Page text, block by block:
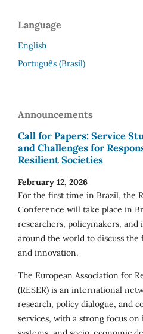
Language
English
Português (Brasil)
Announcements
Call for Papers: Service
and Challenges for
Resilient Societies
February 12, 2026
For the first time in Brazil, the
Conference will take place in
researchers, policymakers,
around the world to discuss
and innovation.
The European Association for
(RESER) is an international
research, policy dialogue, and
services, with a strong focus